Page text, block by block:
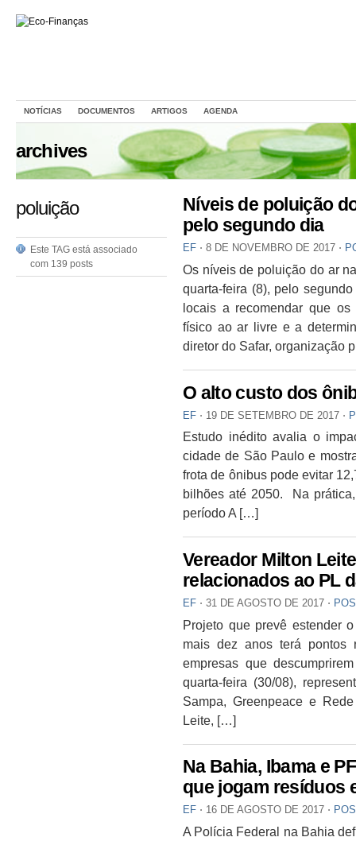
NOTÍCIAS DOCUMENTOS ARTIGOS AGENDA
archives
poluição
Este TAG está associado
com 139 posts
Níveis de poluição
pelo segundo dia
EF ⋅ 8 DE NOVEMBRO DE 2017 ⋅
Os níveis de poluição do ar
quarta-feira (8), pelo
locais a recomendar que
físico ao ar livre e a
diretor do Safar, organização
O alto custo dos
EF ⋅ 19 DE SETEMBRO DE 2017 ⋅
Estudo inédito avalia o
cidade de São Paulo e
frota de ônibus pode evitar
bilhões até 2050. Na
período A […]
Vereador Milton
relacionados ao PL
EF ⋅ 31 DE AGOSTO DE 2017 ⋅
Projeto que prevê estender
mais dez anos terá pontos
empresas que
quarta-feira (30/08),
Sampa, Greenpeace e
Leite, […]
Na Bahia, Ibama e
que jogam resíduos
EF ⋅ 16 DE AGOSTO DE 2017 ⋅
A Polícia Federal na Bahia